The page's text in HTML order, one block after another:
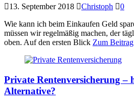
13. September 2018 Christoph
0
Wie kann ich beim Einkaufen Geld
müssen wir regelmäßig machen, der
oben. Auf den ersten Blick Zum Beitrag
Private Rentenversicherung –
Alternative?